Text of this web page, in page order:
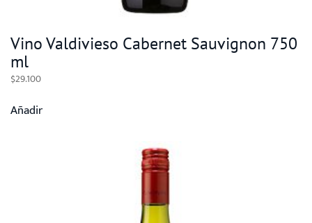
Vino Valdivieso Cabernet Sauvignon 750
ml
$29.100
Añadir